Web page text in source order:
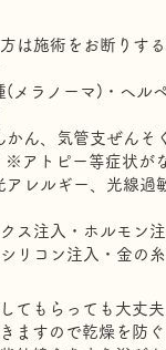
は施術をお断りす
ラノーマ)・ヘル
ん、気管支ぜんそ
※アトピー等症状が
アレルギー、光線過
ス注入・ホルモン
リコン注入・金の
てもらっても大丈
ますので乾燥を防